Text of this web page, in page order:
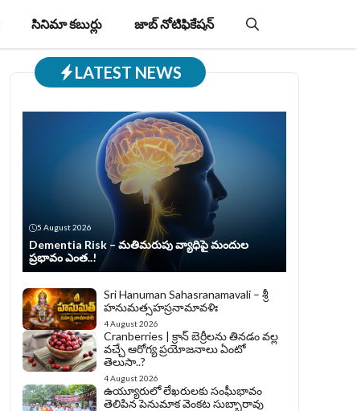
సినిమా కబుర్లు జాబ్‌ నోటిఫికేషన్‌
LATEST NEWS
5 August 2026
Dementia Risk – మతిమరుపు వ్యాధిపై మందుల
ప్రభావం ఎంత..!
Sri Hanuman Sahasranamavali – శ్రీ
హనుమత్సహస్రనామావళిః
4 August 2026
Cranberries | క్రాన్ బెర్రీల‌ను తిన‌డం వ‌ల్ల
వచ్చే ఆరోగ్య ప్రయోజనాలు ఏంటో
తెలుసా..?
4 August 2026
ఉయ్యూరులో లేఖరులకు సంఘీభావం
తెలిపిన పెనుమాక వెంకట సుబ్బారావు